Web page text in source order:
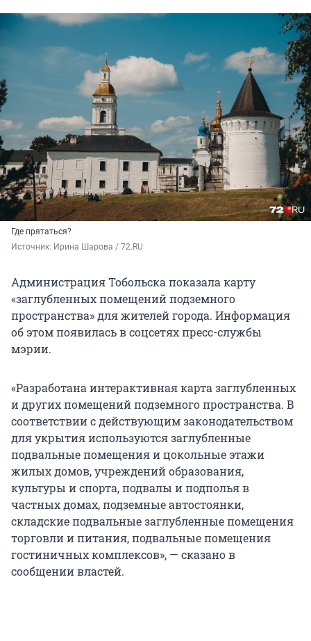
Где прятаться?
Источник: Ирина Шарова / 72.RU
Администрация Тобольска показала карту
«заглубленных помещений подземного
пространства» для жителей города. Информация
об этом появилась в соцсетях пресс-службы
мэрии.
«Разработана интерактивная карта заглубленных
и других помещений подземного пространства. В
соответствии с действующим законодательством
для укрытия используются заглубленные
подвальные помещения и цокольные этажи
жилых домов, учреждений образования,
культуры и спорта, подвалы и подполья в
частных домах, подземные автостоянки,
складские подвальные заглубленные помещения
торговли и питания, подвальные помещения
гостиничных комплексов», — сказано в
сообщении властей.